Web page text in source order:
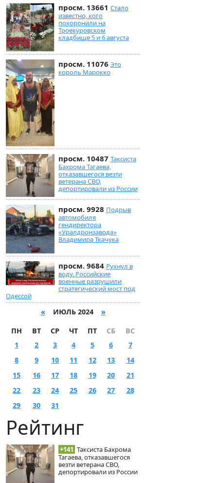
просм. 13661 Стало
известно, кого
похоронили на
Троекуровском
кладбище 5 и 6 августа
просм. 11076 Это
король Марокко
просм. 10487 Таксиста
Бахрома Тагаева,
отказавшегося везти
ветерана СВО,
депортировали из России
просм. 9928 Подрыв
автомобиля
гендиректора
«Уралдронзавода»
Владимира Ткачука
просм. 9684 Рухнул в
воду. Российские
военные разрушили
стратегический мост под
Одессой
« ИЮЛЬ 2024 »
ПН ВТ СР ЧТ ПТ СБ
ВС
1
2 3 4 5 6
7
8
9 10 11 12 13
14
15
16 17 18 19 20
21
22
23 24 25 26 27
28
29
30 31
Рейтинг
+141 Таксиста Бахрома
Тагаева, отказавшегося
везти ветерана СВО,
депортировали из России